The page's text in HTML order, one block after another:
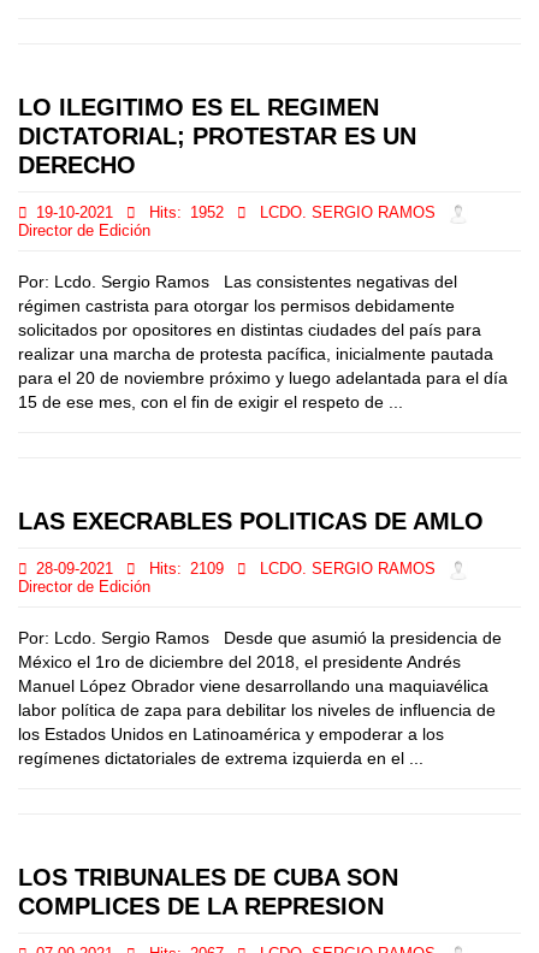
LO ILEGITIMO ES EL REGIMEN
DICTATORIAL; PROTESTAR ES UN
DERECHO
19-10-2021 Hits: 1952
LCDO. SERGIO RAMOS
Director de Edición
Por: Lcdo. Sergio Ramos Las consistentes negativas del
régimen castrista para otorgar los permisos debidamente
solicitados por opositores en distintas ciudades del país para
realizar una marcha de protesta pacífica, inicialmente pautada
para el 20 de noviembre próximo y luego adelantada para el día
15 de ese mes, con el fin de exigir el respeto de ...
LAS EXECRABLES POLITICAS DE AMLO
28-09-2021 Hits: 2109
LCDO. SERGIO RAMOS
Director de Edición
Por: Lcdo. Sergio Ramos Desde que asumió la presidencia de
México el 1ro de diciembre del 2018, el presidente Andrés
Manuel López Obrador viene desarrollando una maquiavélica
labor política de zapa para debilitar los niveles de influencia de
los Estados Unidos en Latinoamérica y empoderar a los
regímenes dictatoriales de extrema izquierda en el ...
LOS TRIBUNALES DE CUBA SON
COMPLICES DE LA REPRESION